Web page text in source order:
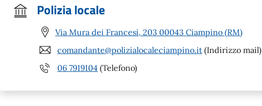
Polizia locale
Via Mura dei Francesi, 203 00043 Ciampino (RM)
comandante@polizialocaleciampino.it (Indirizzo mail)
06 7919104 (Telefono)